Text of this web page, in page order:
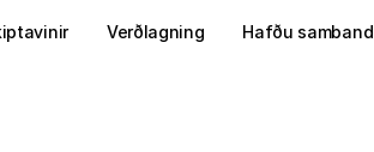
Verðlagning Hafðu samband